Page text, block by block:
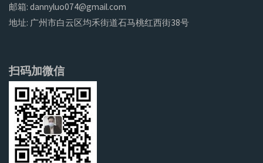
邮箱: dannyluo074@gmail.com
地址: 广州市白云区均禾街道石马桃红西街38号
扫码加微信